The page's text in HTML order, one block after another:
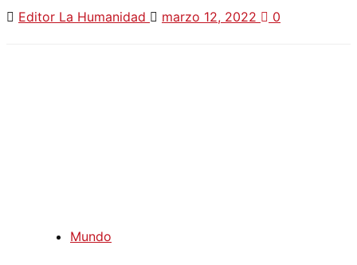
Editor La Humanidad marzo 12, 2022 0
Mundo